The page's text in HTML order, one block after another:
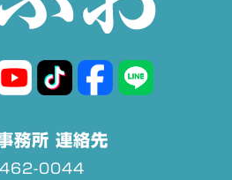
務所 連絡先
462-0044